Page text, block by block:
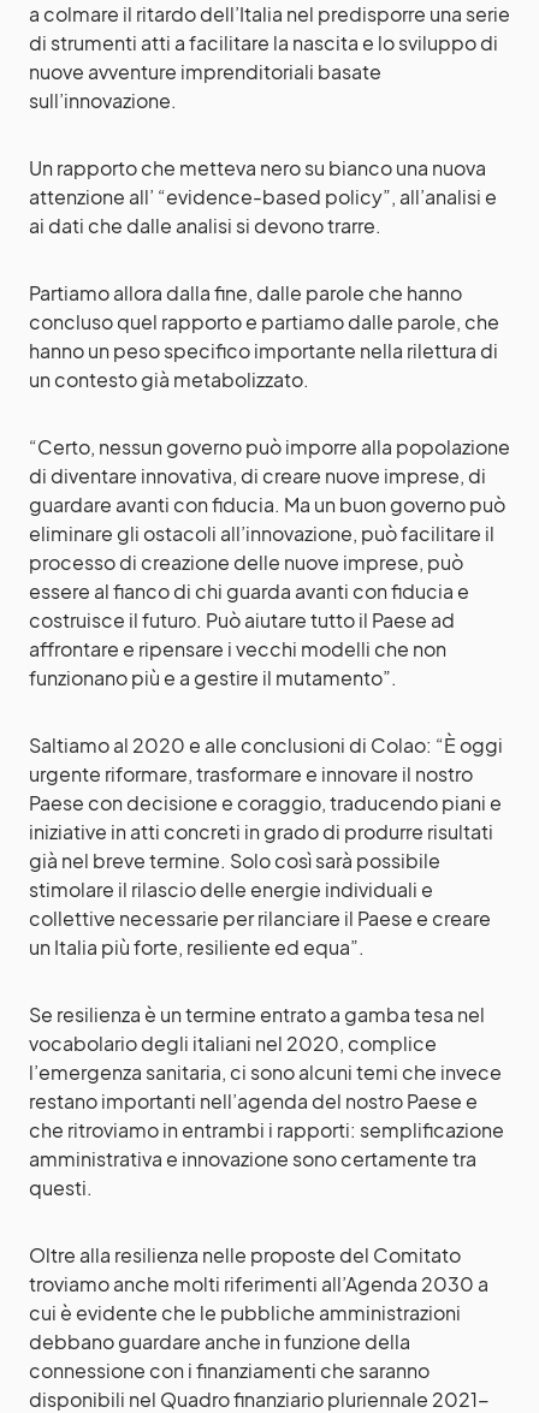
a colmare il ritardo dell’Italia nel predisporre una serie
di strumenti atti a facilitare la nascita e lo sviluppo di
nuove avventure imprenditoriali basate
sull’innovazione.
Un rapporto che metteva nero su bianco una nuova
attenzione all’ “evidence-based policy”, all’analisi e
ai dati che dalle analisi si devono trarre.
Partiamo allora dalla fine, dalle parole che hanno
concluso quel rapporto e partiamo dalle parole, che
hanno un peso specifico importante nella rilettura di
un contesto già metabolizzato.
“Certo, nessun governo può imporre alla popolazione
di diventare innovativa, di creare nuove imprese, di
guardare avanti con fiducia. Ma un buon governo può
eliminare gli ostacoli all’innovazione, può facilitare il
processo di creazione delle nuove imprese, può
essere al fianco di chi guarda avanti con fiducia e
costruisce il futuro. Può aiutare tutto il Paese ad
affrontare e ripensare i vecchi modelli che non
funzionano più e a gestire il mutamento”.
Saltiamo al 2020 e alle conclusioni di Colao: “È oggi
urgente riformare, trasformare e innovare il nostro
Paese con decisione e coraggio, traducendo piani e
iniziative in atti concreti in grado di produrre risultati
già nel breve termine. Solo così sarà possibile
stimolare il rilascio delle energie individuali e
collettive necessarie per rilanciare il Paese e creare
un Italia più forte, resiliente ed equa”.
Se resilienza è un termine entrato a gamba tesa nel
vocabolario degli italiani nel 2020, complice
l’emergenza sanitaria, ci sono alcuni temi che invece
restano importanti nell’agenda del nostro Paese e
che ritroviamo in entrambi i rapporti: semplificazione
amministrativa e innovazione sono certamente tra
questi.
Oltre alla resilienza nelle proposte del Comitato
troviamo anche molti riferimenti all’Agenda 2030 a
cui è evidente che le pubbliche amministrazioni
debbano guardare anche in funzione della
connessione con i finanziamenti che saranno
disponibili nel Quadro finanziario pluriennale 2021-